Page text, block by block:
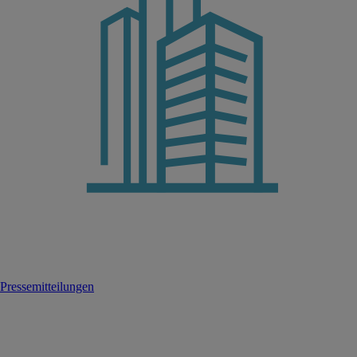
Pressemitteilungen